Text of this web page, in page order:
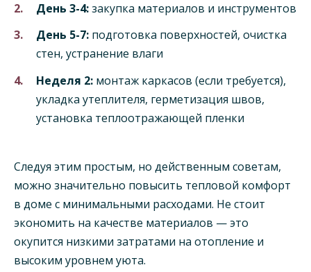
День 3-4:закупка материалов и инструментов
День 5-7: подготовка поверхностей, очистка
стен, устранение влаги
Неделя 2: монтаж каркасов (если требуется),
укладка утеплителя, герметизация швов,
установка теплоотражающей пленки
Следуя этим простым, но действенным советам,
можно значительно повысить тепловой комфорт
в доме с минимальными расходами. Не стоит
экономить на качестве материалов — это
окупится низкими затратами на отопление и
высоким уровнем уюта.